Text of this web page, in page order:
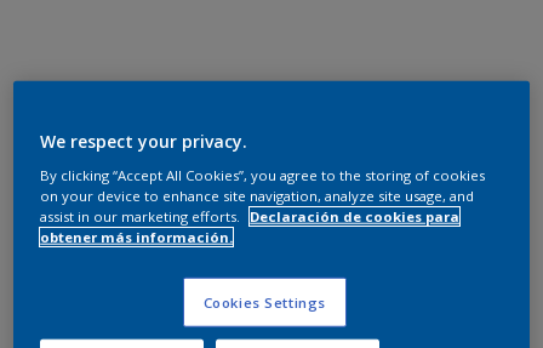
We respect your privacy.
By clicking “Accept All Cookies”, you agree to the storing of cookies
on your device to enhance site navigation, analyze site usage, and
assist in our marketing efforts.
Declaración de cookies para
obtener más información.
Cookies Settings